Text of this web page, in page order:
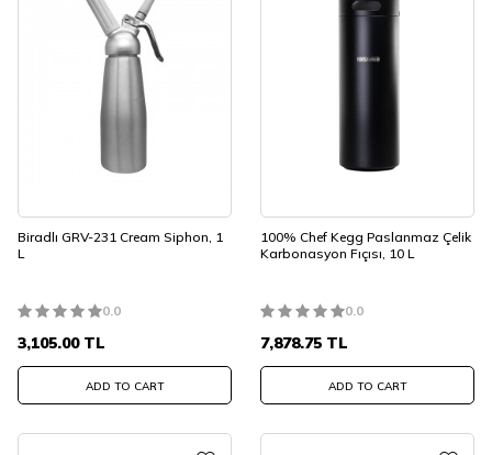
Biradlı GRV-231 Cream Siphon, 1
L
0.0
3,105.00TL
ADD TO CART
100% Chef Kegg Paslanmaz Çelik
Karbonasyon Fıçısı, 10 L
0.0
7,878.75 TL
ADD TO CART